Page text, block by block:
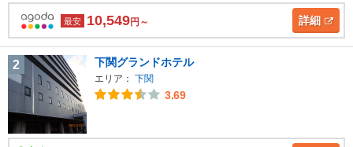
最安 10,549円～ 詳細
2 下関グランドホテル
エリア： 下関
3.69